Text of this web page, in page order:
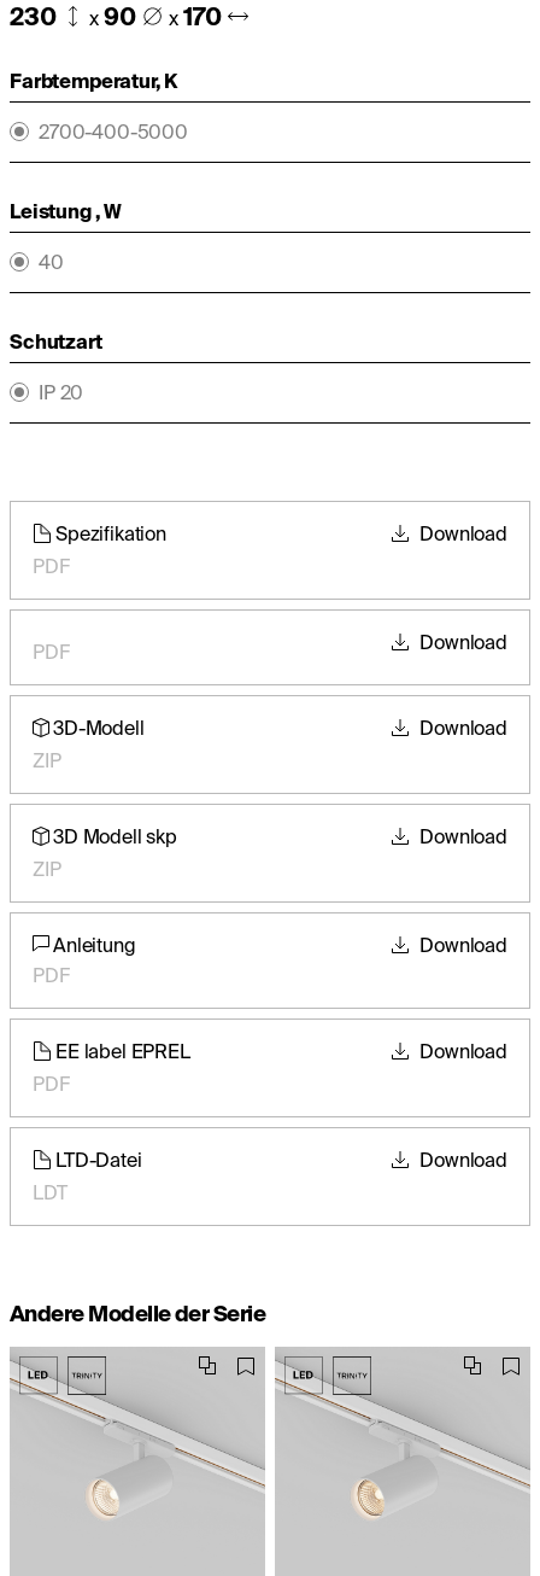
230 x 90 x 170
Farbtemperatur, K
2700-400-5000
Leistung , W
40
Schutzart
IP 20
Spezifikation
PDF
Download
PDF Download
3D-Modell
ZIP
Download
3D Modell skp
ZIP
Download
Anleitung
PDF
Download
EE label EPREL
PDF
Download
LTD-Datei
LDT
Download
Andere Modelle der Serie